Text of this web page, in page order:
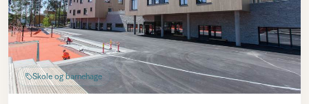
Skole og barnehage